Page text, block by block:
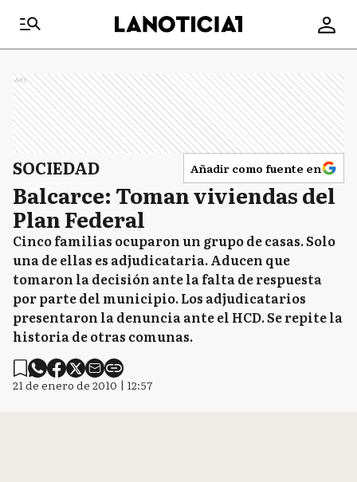
Ads
SOCIEDAD Añadir como fuente en
Balcarce: Toman viviendas del
Plan Federal
Cinco familias ocuparon un grupo de casas. Solo
una de ellas es adjudicataria. Aducen que
tomaron la decisión ante la falta de respuesta
por parte del municipio. Los adjudicatarios
presentaron la denuncia ante el HCD. Se repite la
historia de otras comunas.
21 de enero de 2010 | 12:57